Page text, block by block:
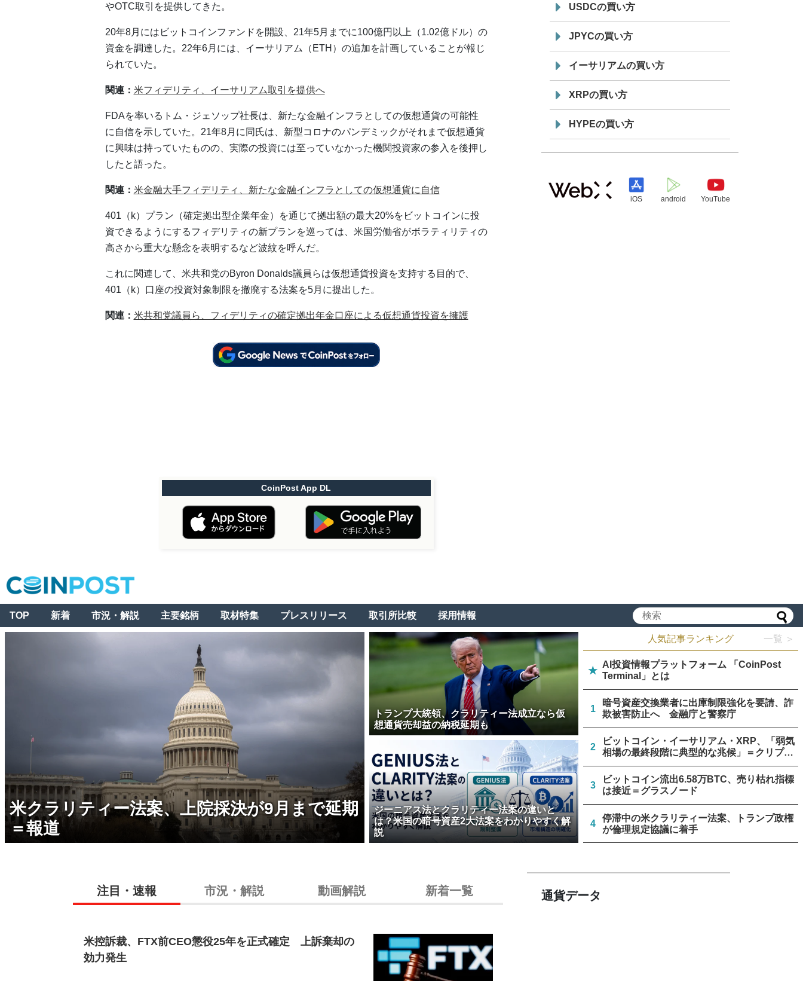
やOTC取引を提供してきた。
20年8月にはビットコインファンドを開設、21年5月までに100億円以上（1.02億ドル）の
資金を調達した。22年6月には、イーサリアム（ETH）の追加を計画していることが報じ
られていた。
関連： 米フィデリティ、イーサリアム取引を提供へ
FDAを率いるトム・ジェソップ社長は、新たな金融インフラとしての仮想通貨の可能性
に自信を示していた。21年8月に同氏は、新型コロナのパンデミックがそれまで仮想通貨
に興味は持っていたものの、実際の投資には至っていなかった機関投資家の参入を後押し
したと語った。
関連： 米金融大手フィデリティ、新たな金融インフラとしての仮想通貨に自信
401（k）プラン（確定拠出型企業年金）を通じて拠出額の最大20%をビットコインに投
資できるようにするフィデリティの新プランを巡っては、米国労働省がボラティリティの
高さから重大な懸念を表明するなど波紋を呼んだ。
これに関連して、米共和党のByron Donalds議員らは仮想通貨投資を支持する目的で、
401（k）口座の投資対象制限を撤廃する法案を5月に提出した。
関連： 米共和党議員ら、フィデリティの確定拠出年金口座による仮想通貨投資を擁護
CoinPost App DL
USDCの買い方
JPYCの買い方
イーサリアムの買い方
XRPの買い方
HYPEの買い方
iOS android YouTube
TOP 新着 市況・解説 主要銘柄 取材特集 プレスリリース 取引所比較 採用情報
米クラリティー法案、上院採決が9月まで延期
＝報道
トランプ大統領、クラリティー法成立なら仮
想通貨売却益の納税延期も
ジーニアス法とクラリティー法案の違いと
は？米国の暗号資産2大法案をわかりやすく解
説
人気記事ランキング 一覧 ＞
★
AI投資情報プラットフォーム 「CoinPost
Terminal」とは
1
暗号資産交換業者に出庫制限強化を要請、詐
欺被害防止へ 金融庁と警察庁
2
ビットコイン・イーサリアム・XRP、「弱気
相場の最終段階に典型的な兆候」＝クリプト
クアント
3
ビットコイン流出6.58万BTC、売り枯れ指標
は接近＝グラスノード
4
停滞中の米クラリティー法案、トランプ政権
が倫理規定協議に着手
注目・速報 市況・解説 動画解説 新着一覧
米控訴裁、FTX前CEO懲役25年を正式確定 上訴棄却の
効力発生
通貨データ